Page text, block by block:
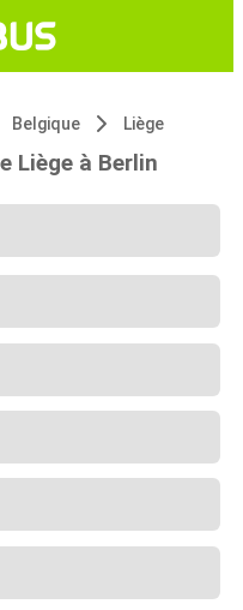
Belgique Liège
Liège à Berlin